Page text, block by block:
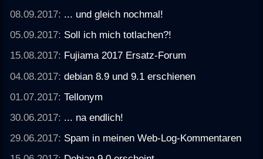
08.09.2017: ... und gleich nochmal!
05.09.2017: Soll ich mich totlachen?!
15.08.2017: Fujiama 2017 Ersatz-Forum
04.08.2017:debian 8.9 und 9.1 erschienen
01.07.2017:Tellonym
30.06.2017: ... na endlich!
29.06.2017: Spam in meinen Web-Log-Kommentaren